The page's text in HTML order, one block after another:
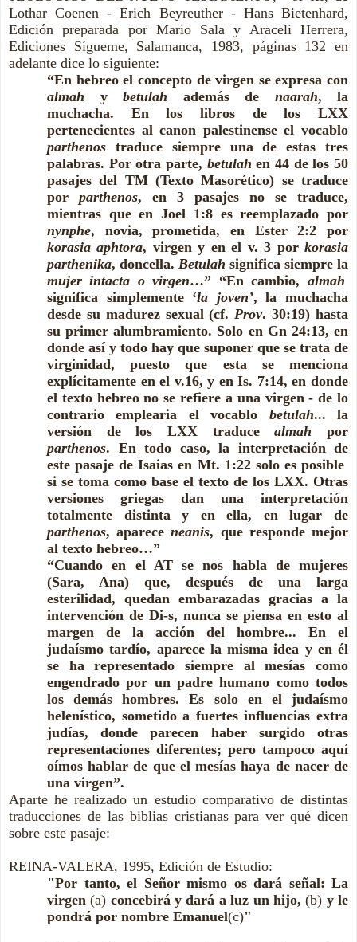
Lothar Coenen - Erich Beyreuther - Hans Bietenhard,
Edición preparada por Mario Sala y Araceli Herrera,
Ediciones Sígueme, Salamanca, 1983, páginas 132 en
adelante dice lo siguiente:
“En hebreo el concepto de virgen se expresa con
almah y betulah además de naarah, la
muchacha. En los libros de los LXX
pertenecientes al canon palestinense el vocablo
parthenos traduce siempre una de estas tres
palabras. Por otra parte, betulahen 44 de los 50
pasajes del TM (Texto Masorético) se traduce
por parthenos, en 3 pasajes no se traduce,
mientras que en Joel 1:8 es reemplazado por
nynphe, novia, prometida, en Ester 2:2 por
korasia aphtora, virgen y en el v. 3 porkorasia
parthenika, doncella. Betulah significa siempre la
mujer intacta o virgen…” “En cambio, almah
significa simplemente ‘la joven’, la muchacha
desde su madurez sexual (cf. Prov. 30:19) hasta
su primer alumbramiento. Solo en Gn 24:13, en
donde así y todo hay que suponer que se trata de
virginidad, puesto que esta se menciona
explícitamente en el v.16, y en Is. 7:14, en donde
el texto hebreo no se refiere a una virgen - de lo
contrario emplearia el vocablo betulah... la
versión de los LXX traducealmahpor
parthenos. En todo caso, la interpretación de
este pasaje de Isaias en Mt. 1:22 solo es posible
si se toma como base el texto de los LXX. Otras
versiones griegas dan una interpretación
totalmente distinta y en ella, en lugar de
parthenos, apareceneanis, que responde mejor
al texto hebreo…”
“Cuando en el AT se nos habla de mujeres
(Sara, Ana) que, después de una larga
esterilidad, quedan embarazadas gracias a la
intervención de Di-s, nunca se piensa en esto al
margen de la acción del hombre... En el
judaísmo tardío, aparece la misma idea y en él
se ha representado siempre al mesías como
engendrado por un padre humano como todos
los demás hombres. Es solo en el judaísmo
helenístico, sometido a fuertes influencias extra
judías, donde parecen haber surgido otras
representaciones diferentes; pero tampoco aquí
oímos hablar de que el mesías haya de nacer de
una virgen”.
Aparte he realizado un estudio comparativo de distintas
traducciones de las biblias cristianas para ver qué dicen
sobre este pasaje:
REINA-VALERA, 1995, Edición de Estudio:
"Por tanto, el Señor mismo os dará señal: La
virgen(a) concebirá y dará a luz un hijo,(b) y le
pondrá por nombre Emanuel(c)"